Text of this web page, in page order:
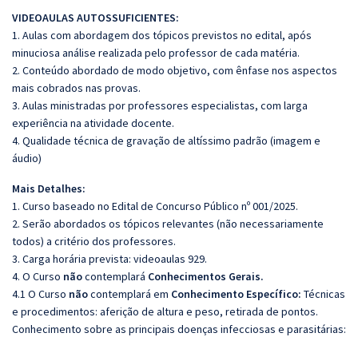
VIDEOAULAS AUTOSSUFICIENTES:
1. Aulas com abordagem dos tópicos previstos no edital, após
minuciosa análise realizada pelo professor de cada matéria.
2. Conteúdo abordado de modo objetivo, com ênfase nos aspectos
mais cobrados nas provas.
3. Aulas ministradas por professores especialistas, com larga
experiência na atividade docente.
4. Qualidade técnica de gravação de altíssimo padrão (imagem e
áudio)
Mais Detalhes:
1. Curso baseado no Edital de Concurso Público nº 001/2025.
2. Serão abordados os tópicos relevantes (não necessariamente
todos) a critério dos professores.
3. Carga horária prevista: videoaulas 929.
4. O Curso nãocontemplará Conhecimentos Gerais.
4.1 O Curso nãocontemplará em Conhecimento Específico: Técnicas
e procedimentos: aferição de altura e peso, retirada de pontos.
Conhecimento sobre as principais doenças infecciosas e parasitárias: